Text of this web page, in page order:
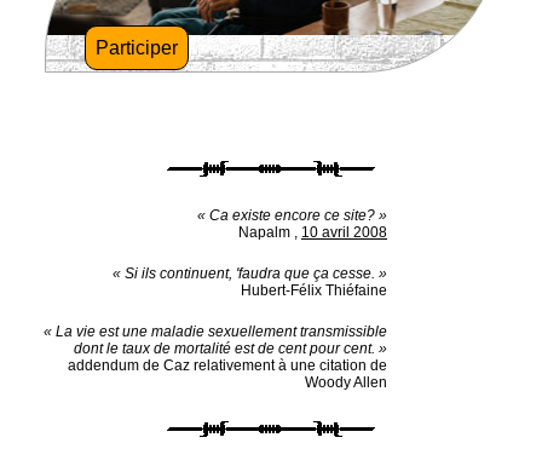
Participer
« Ca existe encore ce site? »
Napalm , 10 avril 2008
« Si ils continuent, 'faudra que ça cesse. »
Hubert-Félix Thiéfaine
« La vie est une maladie sexuellement transmissible
dont le taux de mortalité est de cent pour cent. »
addendum de Caz relativement à une citation de
Woody Allen